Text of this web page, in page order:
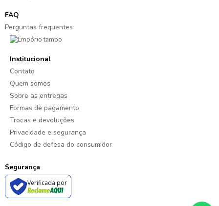
FAQ
Perguntas frequentes
Institucional
Contato
Quem somos
Sobre as entregas
Formas de pagamento
Trocas e devoluções
Privacidade e segurança
Código de defesa do consumidor
Segurança
Verificada por